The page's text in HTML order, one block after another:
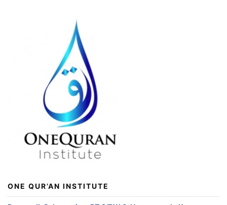
ONE QUR’AN INSTITUTE